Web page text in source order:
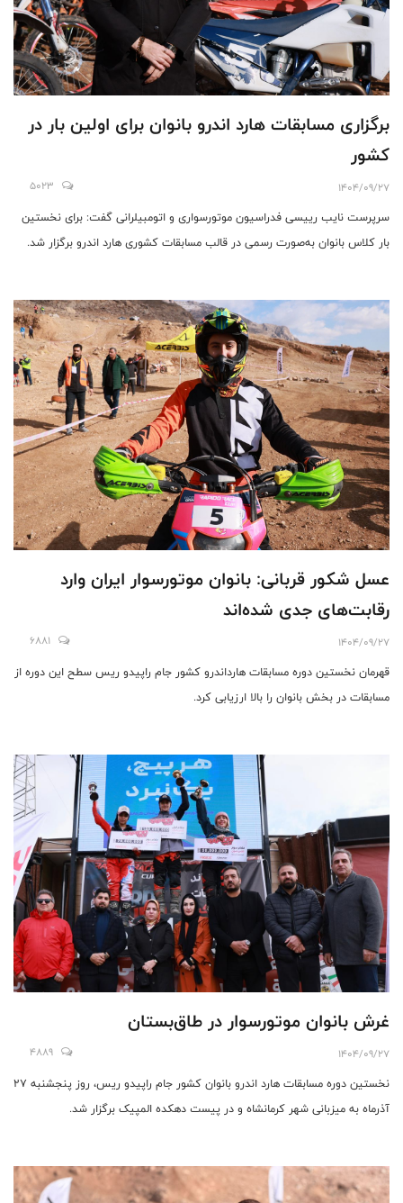
برگزاری مسابقات هارد اندرو بانوان برای اولین بار در
کشور
1404/09/27
5023
سرپرست نایب رییسی فدراسیون موتورسواری و اتومبیلرانی گفت: برای نخستین
بار کلاس بانوان به‌صورت رسمی در قالب مسابقات کشوری هارد اندرو برگزار شد.
عسل شکور قربانی: بانوان موتورسوار ایران وارد
رقابت‌های جدی شده‌اند
1404/09/27
6881
قهرمان نخستین دوره مسابقات هارداندرو کشور جام راپیدو ریس سطح این دوره از
مسابقات در بخش بانوان را بالا ارزیابی کرد.
غرش بانوان موتورسوار در طاق‌بستان
1404/09/27
4889
نخستین دوره مسابقات هارد اندرو بانوان کشور جام راپیدو ریس، روز پنجشنبه ۲۷
آذرماه به میزبانی شهر کرمانشاه و در پیست دهکده المپیک برگزار شد.